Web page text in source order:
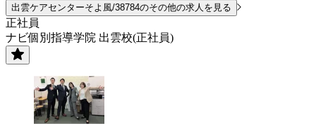
出雲ケアセンターそよ風/38784のその他の求人を見る
正社員
ナビ個別指導学院 出雲校(正社員)